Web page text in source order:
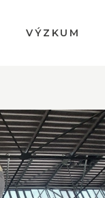
VÝZKUM